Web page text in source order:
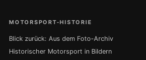
MOTORSPORT-HISTORIE
Blick zurück: Aus dem Foto-Archiv
Historischer Motorsport in Bildern